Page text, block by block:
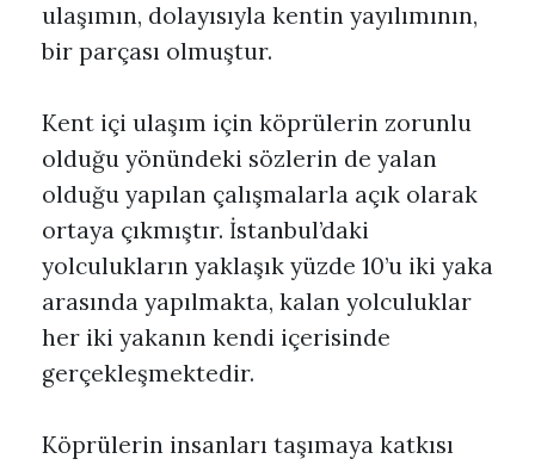
ulaşımın, dolayısıyla kentin yayılımının,
bir parçası olmuştur.
Kent içi ulaşım için köprülerin zorunlu
olduğu yönündeki sözlerin de yalan
olduğu yapılan çalışmalarla açık olarak
ortaya çıkmıştır. İstanbul’daki
yolculukların yaklaşık yüzde 10’u iki yaka
arasında yapılmakta, kalan yolculuklar
her iki yakanın kendi içerisinde
gerçekleşmektedir.
Köprülerin insanları taşımaya katkısı